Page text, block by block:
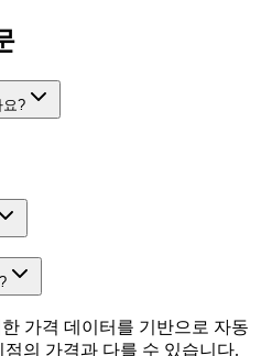
요?
가격 데이터를 기반으로 자동
의 가격과 다를 수 있습니다.